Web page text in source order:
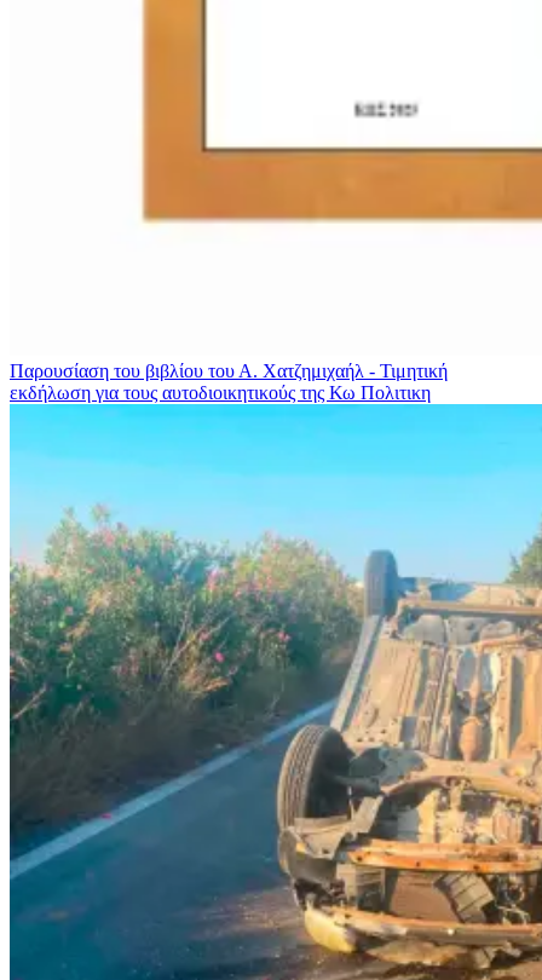
Παρουσίαση του βιβλίου του Α. Χατζημιχαήλ - Τιμητική
εκδήλωση για τους αυτοδιοικητικούς της Κω Πολιτικη